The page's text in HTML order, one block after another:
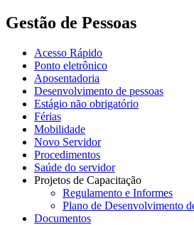
Gestão de Pessoas
Acesso Rápido
Ponto eletrônico
Aposentadoria
Desenvolvimento de pessoas
Estágio não obrigatório
Férias
Mobilidade
Novo Servidor
Procedimentos
Saúde do servidor
Projetos de Capacitação
Regulamento e Informes
Plano de Desenvolvimento
Documentos